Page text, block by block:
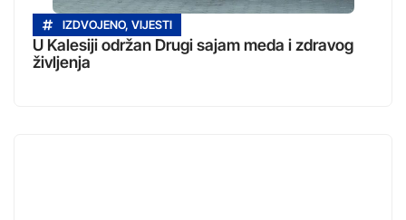
IZDVOJENO, VIJESTI
U Kalesiji održan Drugi sajam meda i zdravog
življenja